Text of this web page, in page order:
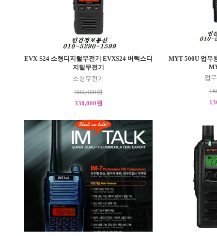
EVX-S24 소형디지털무전기 EVXS24 버텍스디
지탈무전기
소형무전기
380,000원
330,000원
MYT-500U 업무
업